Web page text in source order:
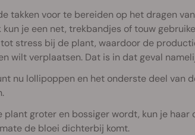
takken voor te bereiden op het dragen
kun je een net, trekbandjes of touw
stress bij de plant, waardoor de
wilt verplaatsen. Dat is in dat geval
nu lollipoppen en het onderste deel van
plant groter en bossiger wordt, kun je
de bloei dichterbij komt.